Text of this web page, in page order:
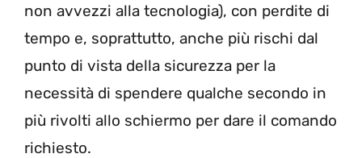
non avvezzi alla tecnologia), con perdite di
tempo e, soprattutto, anche più rischi dal
punto di vista della sicurezza per la
necessità di spendere qualche secondo in
più rivolti allo schiermo per dare il comando
richiesto.